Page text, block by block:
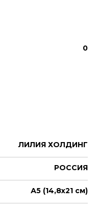
0
ЛИЛИЯ ХОЛДИНГ
РОССИЯ
А5 (14,8х21 см)